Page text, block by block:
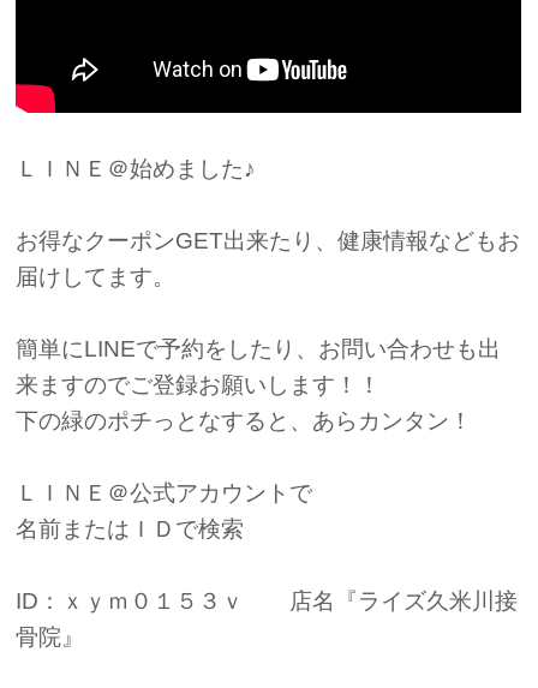
ＬＩＮＥ＠始めました♪
お得なクーポンGET出来たり、健康情報などもお
届けしてます。
簡単にLINEで予約をしたり、お問い合わせも出
来ますのでご登録お願いします！！
下の緑のポチっとなすると、あらカンタン！
ＬＩＮＥ＠公式アカウントで
名前またはＩＤで検索
ID：ｘｙｍ０１５３ｖ 店名『ライズ久米川接
骨院』